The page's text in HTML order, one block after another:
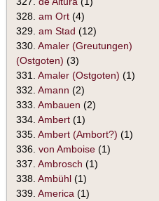
328. am Ort (4)
329. am Stad (12)
330. Amaler (Greutungen)
(Ostgoten) (3)
331. Amaler (Ostgoten) (1)
332. Amann (2)
333. Ambauen (2)
334. Ambert (1)
335. Ambert (Ambort?) (1)
336. von Amboise (1)
337. Ambrosch (1)
338. Ambühl (1)
339. America (1)